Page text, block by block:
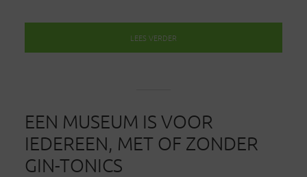
LEES VERDER
EEN MUSEUM IS VOOR
IEDEREEN, MET OF ZONDER
GIN-TONICS